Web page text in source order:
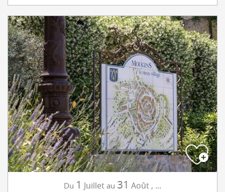
Du 1 Juillet au 31 Août , ...